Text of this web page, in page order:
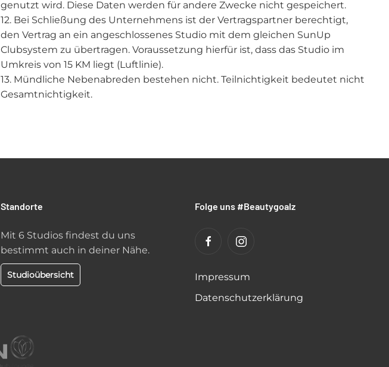
genutzt wird. Diese Daten werden für andere Zwecke nicht gespeichert.
12. Bei Schließung des Unternehmens ist der Vertragspartner berechtigt,
den Vertrag an ein angeschlossenes Studio mit dem gleichen SunUp
Clubsystem zu übertragen. Voraussetzung hierfür ist, dass das Studio im
Umkreis von 15 KM liegt (Luftlinie).
13. Mündliche Nebenabreden bestehen nicht. Teilnichtigkeit bedeutet nicht
Gesamtnichtigkeit.
Standorte
Mit 6 Studios findest du uns
bestimmt auch in deiner Nähe.
Studioübersicht
Folge uns #Beautygoalz
Impressum
Datenschutzerklärung